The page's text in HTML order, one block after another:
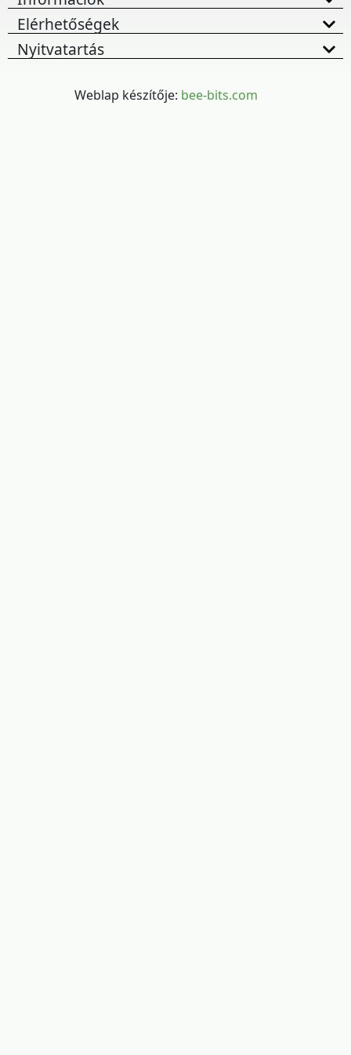
Elérhetőségek
Nyitvatartás
Weblap készítője: bee-bits.com